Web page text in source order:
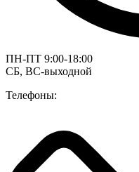
ПН-ПТ 9:00-18:00
СБ, ВС-выходной
Телефоны: